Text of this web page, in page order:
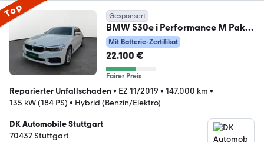
Top Gesponsert
BMW 530e i Performance M Paket
+8 Fach bereift+
Mit Batterie-Zertifikat
22.100 €
Fairer Preis
Reparierter Unfallschaden• EZ 11/2019 • 147.000 km •
135 kW (184 PS) • Hybrid (Benzin/Elektro)
DK Automobile Stuttgart
70437 Stuttgart